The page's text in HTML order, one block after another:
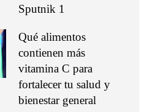
Sputnik 1
Qué alimentos
contienen más
vitamina C para
fortalecer tu salud y
bienestar general